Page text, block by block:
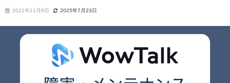
2021年11月8日 2025年7月23日